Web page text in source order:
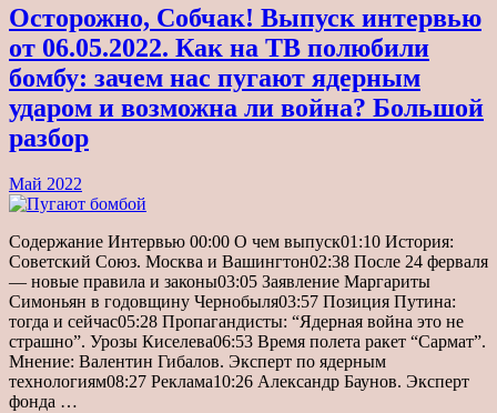
Осторожно, Собчак! Выпуск интервью
от 06.05.2022. Как на ТВ полюбили
бомбу: зачем нас пугают ядерным
ударом и возможна ли война? Большой
разбор
Май 2022
Содержание Интервью 00:00 О чем выпуск01:10 История:
Советский Союз. Москва и Вашингтон02:38 После 24 ферваля
— новые правила и законы03:05 Заявление Маргариты
Симоньян в годовщину Чернобыля03:57 Позиция Путина:
тогда и сейчас05:28 Пропагандисты: “Ядерная война это не
страшно”. Урозы Киселева06:53 Время полета ракет “Сармат”.
Мнение: Валентин Гибалов. Эксперт по ядерным
технологиям08:27 Реклама10:26 Александр Баунов. Эксперт
фонда …